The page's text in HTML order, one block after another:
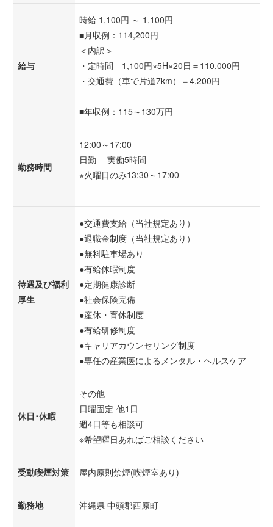
給与
時給 1,100円 ～ 1,100円
■月収例：114,200円
＜内訳＞
・定時間 1,100円×5H×20日＝110,000円
・交通費（車で片道7km）＝4,200円
■年収例：115～130万円
勤務時間
12:00～17:00
日勤 実働5時間
※火曜日のみ13:30～17:00
待遇及び福利
厚生
●交通費支給（当社規定あり）
●退職金制度（当社規定あり）
●無料駐車場あり
●有給休暇制度
●定期健康診断
●社会保険完備
●産休・育休制度
●有給研修制度
●キャリアカウンセリング制度
●専任の産業医によるメンタル・ヘルスケア
休日･休暇
その他
日曜固定₊他1日
週4日等も相談可
※希望曜日あればご相談ください
受動喫煙対策 屋内原則禁煙(喫煙室あり)
勤務地 沖縄県 中頭郡西原町